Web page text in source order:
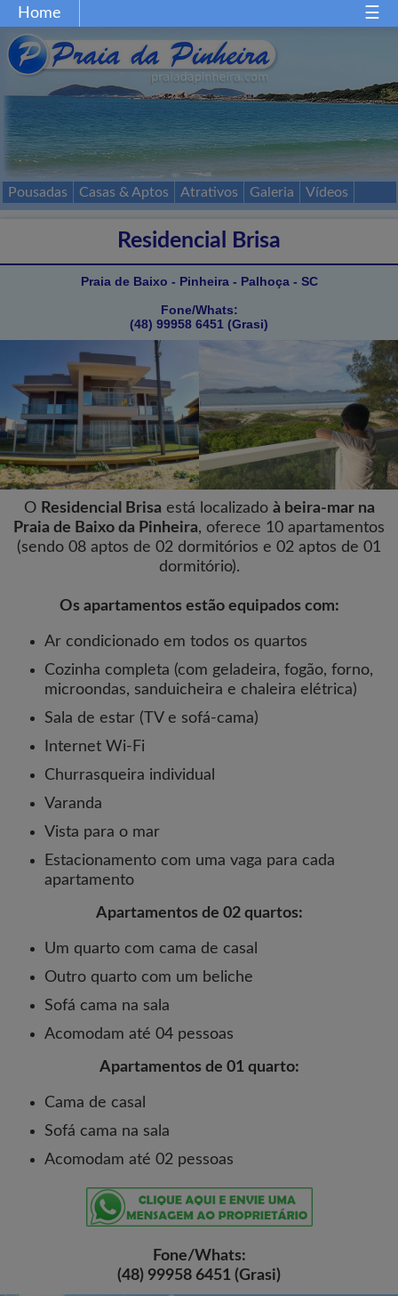
Home
Home Gastronomia
Esportes
Mapa Acessos
Pousadas Casas & Aptos Atrativos Galeria
Vídeos
Residencial Brisa
Praia de Baixo - Pinheira - Palhoça - SC
Fone/Whats:
(48) 99958 6451 (Grasi)
O Residencial Brisa está localizado à beira-mar na
Praia de Baixo da Pinheira, oferece 10 apartamentos
(sendo 08 aptos de 02 dormitórios e 02 aptos de 01
dormitório).
Os apartamentos estão equipados com:
Ar condicionado em todos os quartos
Cozinha completa (com geladeira, fogão, forno,
microondas, sanduicheira e chaleira elétrica)
Sala de estar (TV e sofá-cama)
Internet Wi-Fi
Churrasqueira individual
Varanda
Vista para o mar
Estacionamento com uma vaga para cada
apartamento
Apartamentos de 02 quartos:
Um quarto com cama de casal
Outro quarto com um beliche
Sofá cama na sala
Acomodam até 04 pessoas
Apartamentos de 01 quarto:
Cama de casal
Sofá cama na sala
Acomodam até 02 pessoas
Fone/Whats:
(48) 99958 6451 (Grasi)